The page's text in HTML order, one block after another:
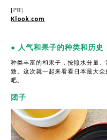
[PR]
Klook.com
● 人气和果子的种类和历史
种类丰富的和果子，按照水分量
致。这次就一起来看看日本最大
吧。
团子